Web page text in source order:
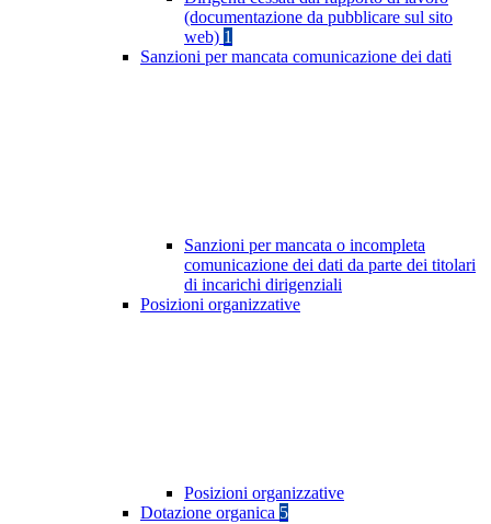
(documentazione da pubblicare sul sito
web) 1
Sanzioni per mancata comunicazione dei dati
Sanzioni per mancata o incompleta
comunicazione dei dati da parte dei titolari
di incarichi dirigenziali
Posizioni organizzative
Posizioni organizzative
Dotazione organica 5